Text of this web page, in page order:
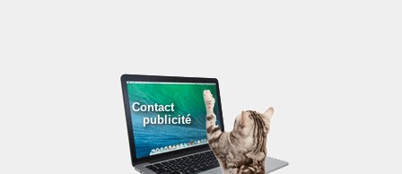
Contact
publicité